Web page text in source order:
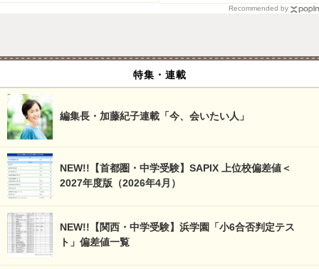
Recommended by
特集・連載
編集長・加藤紀子連載「今、会いたい人」
NEW!!【首都圏・中学受験】SAPIX 上位校偏差値＜
2027年度版（2026年4月）
NEW!!【関西・中学受験】浜学園「小6合否判定テス
ト」偏差値一覧